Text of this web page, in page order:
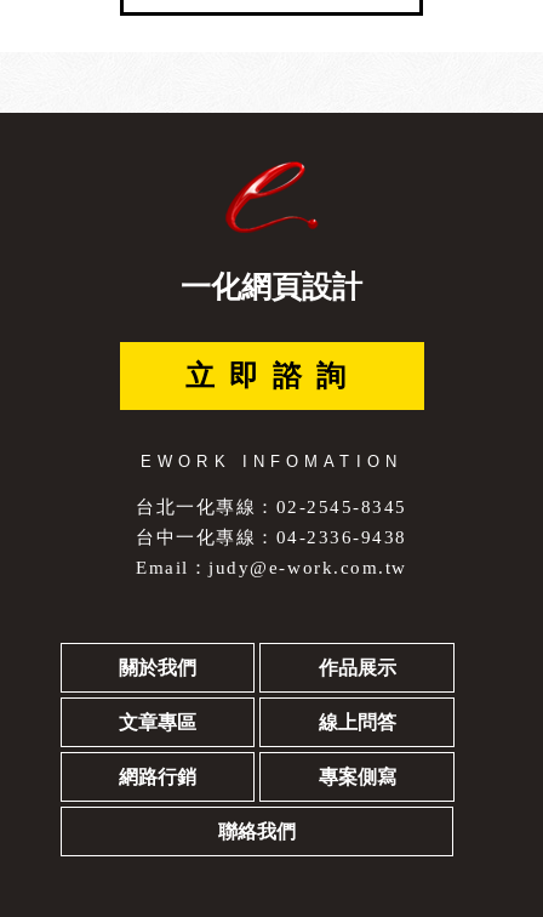
一化網頁設計
立即諮詢
EWORK INFOMATION
台北一化專線：02-2545-8345
台中一化專線：04-2336-9438
Email：judy@e-work.com.tw
關於我們 作品展示
文章專區 線上問答
網路行銷 專案側寫
聯絡我們